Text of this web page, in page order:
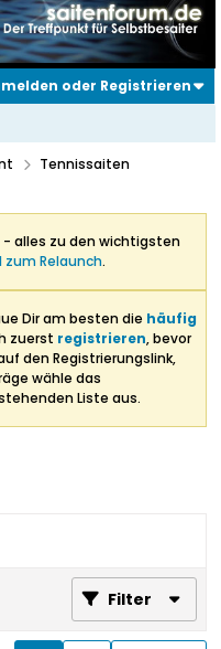
oder Registrieren
Tennissaiten
- alles zu den wichtigsten
zum Relaunch.
Dir am besten die häufig
zuerst registrieren, bevor
den Registrierungslink,
wähle das
Liste aus.
Filter